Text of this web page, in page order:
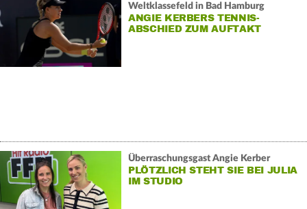
Weltklassefeld in Bad Hamburg
ANGIE KERBERS TENNIS-
ABSCHIED ZUM AUFTAKT
Überraschungsgast Angie Kerber
PLÖTZLICH STEHT SIE BEI JULIA
IM STUDIO